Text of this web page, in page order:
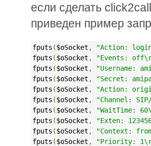
если сделать
приведен пример
fputs ($oSocket , "Action:
fputs ($oSocket , "Events:
fputs ($oSocket , "Username:
fputs ($oSocket , "Secret:
fputs ($oSocket , "Action:
fputs ($oSocket , "Channel:
fputs ($oSocket , "WaitTime:
fputs ($oSocket , "Exten:
fputs ($oSocket , "Context:
fputs ($oSocket , "Priority: